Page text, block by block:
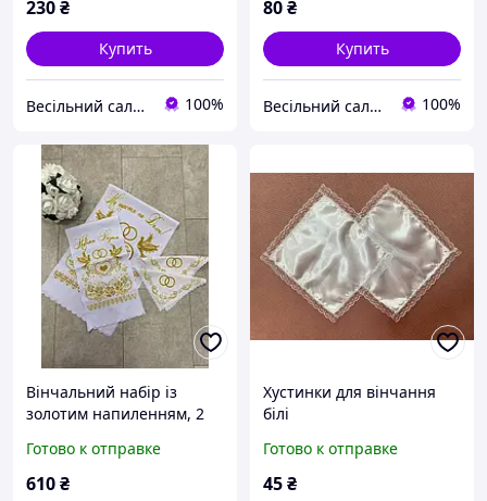
230₴
Купить
Весільний салон «Ніколь» 100%
80₴
Купить
Весільний салон «Ніколь» 100%
Вінчальний набір із
золотим напиленням, 2
хустинки
Готово к отправке
610₴
Хустинки для вінчання
білі
Готово к отправке
45₴